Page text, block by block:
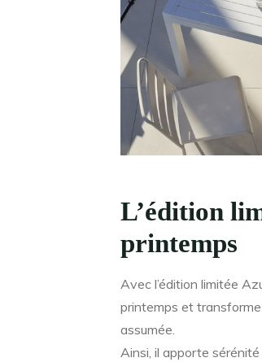
L’édition
printemps
Avec l’édition limitée
printemps et transforme
assumée.
Ainsi, il apporte